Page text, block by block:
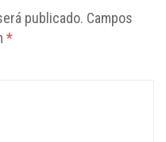
publicado. Campos
*